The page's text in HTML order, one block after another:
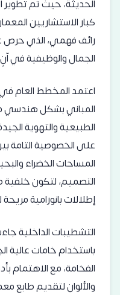
الحديثة، حيث تم تطوير
كبار الاستشاريين
رائف فهمي، الذي حرص
الجمال والوظيفية في
المباني بشكل هندسي
الطبيعية والتهوية
على الخصوصية التامة
المساحات الخضراء
التصميم، لتكون خلفية
إطلالات بانورامية
التشطيبات الداخلية
باستخدام خامات
الفخامة، مع الاهتمام
والألوان لتقديم طابع